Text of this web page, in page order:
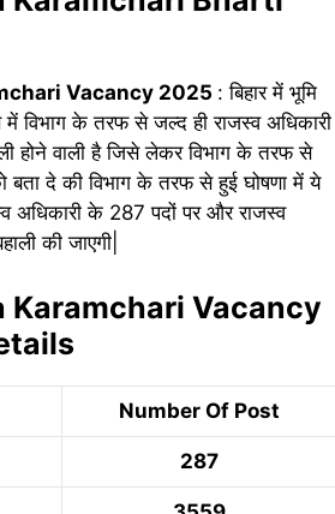
Vacancy 2025 : बिहार में भूमि
विभाग के तरफ से जल्द ही राजस्व अधिकारी
होने वाली है जिसे लेकर विभाग के तरफ से
बता दे की विभाग के तरफ से हुई घोषणा में ये
अधिकारी के 287 पदों पर और राजस्व
की जाएगी|
Karamchari Vacancy
Number Of Post
287